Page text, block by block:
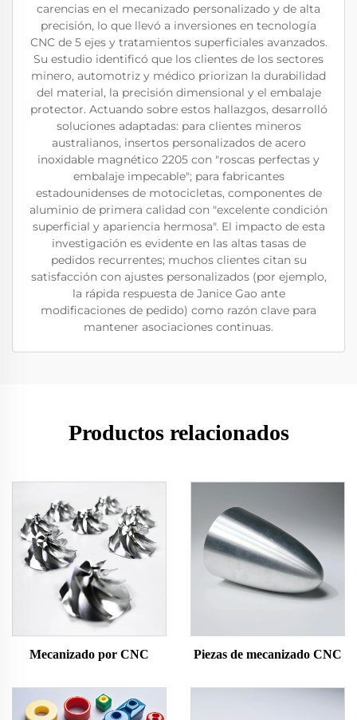
carencias en el mecanizado personalizado y de alta
precisión, lo que llevó a inversiones en tecnología
CNC de 5 ejes y tratamientos superficiales avanzados.
Su estudio identificó que los clientes de los sectores
minero, automotriz y médico priorizan la durabilidad
del material, la precisión dimensional y el embalaje
protector. Actuando sobre estos hallazgos, desarrolló
soluciones adaptadas: para clientes mineros
australianos, insertos personalizados de acero
inoxidable magnético 2205 con "roscas perfectas y
embalaje impecable"; para fabricantes
estadounidenses de motocicletas, componentes de
aluminio de primera calidad con "excelente condición
superficial y apariencia hermosa". El impacto de esta
investigación es evidente en las altas tasas de
pedidos recurrentes; muchos clientes citan su
satisfacción con ajustes personalizados (por ejemplo,
la rápida respuesta de Janice Gao ante
modificaciones de pedido) como razón clave para
mantener asociaciones continuas.
Productos relacionados
Mecanizado por CNC Piezas de mecanizado CNC